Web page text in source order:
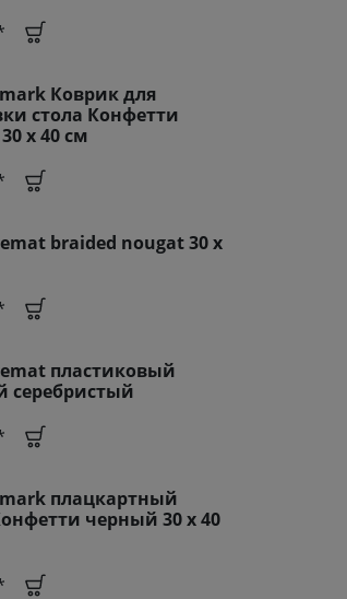
Коврик для
стола Конфетти
x 40 см
braided nougat 30 x
пластиковый
серебристый
плацкартный
черный 30 x 40